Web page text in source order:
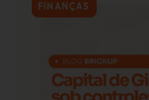
FINANÇAS